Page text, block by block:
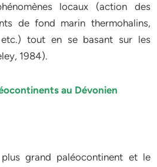
locaux (action des
de fond marin thermohalins,
tout en se basant sur les
1984).
au Dévonien
grand paléocontinent et le